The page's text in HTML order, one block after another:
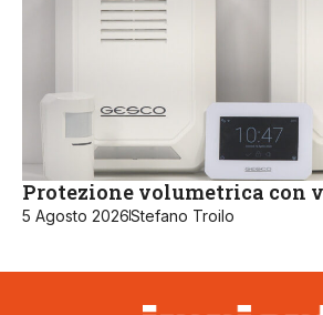
Protezione volumetrica con
5 Agosto 2026Stefano Troilo